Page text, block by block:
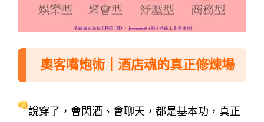
奧客嘴炮術｜酒店魂的真正修煉場
說穿了，會閃酒、會聊天，都是基本功，真正